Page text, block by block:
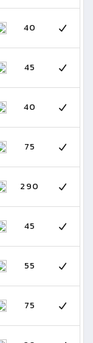
40
45
40
75
290
45
55
75